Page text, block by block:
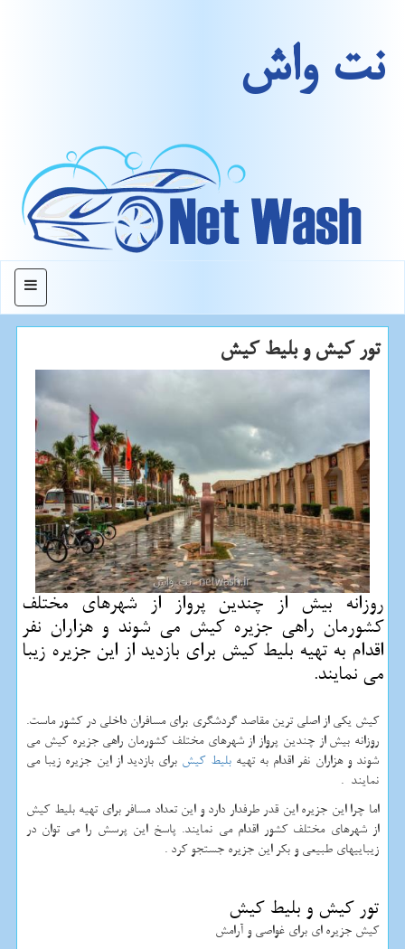
نت واش
منو
تور كیش و بلیط كیش
روزانه بیش از چندین پرواز از شهرهای مختلف
كشورمان راهی جزیره كیش می شوند و هزاران نفر
اقدام به تهیه بلیط كیش برای بازدید از این جزیره زیبا
می نمایند.
کیش یکی از اصلی ترین مقاصد گردشگری برای مسافران داخلی در کشور ماست.
روزانه بیش از چندین پرواز از شهرهای مختلف کشورمان راهی جزیره کیش می
شوند و هزاران نفر اقدام به تهیهبلیط کیش برای بازدید از این جزیره زیبا می
نمایند .
اما چرا این جزیره این قدر طرفدار دارد و این تعداد مسافر برای تهیه بلیط کیش
از شهرهای مختلف کشور اقدام می نمایند. پاسخ این پرسش را می توان در
زیباییهای طبیعی و بکر این جزیره جستجو کرد .
تور کیش و بلیط کیش
کیش جزیره ای برای غواصی و آرامش